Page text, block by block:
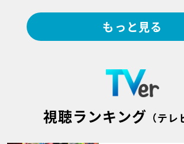
もっと見る
視聴ランキング （テレ